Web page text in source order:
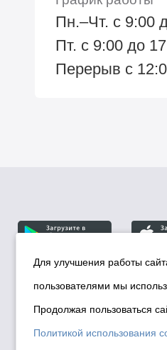
Пн.–Чт. с 9:00
Пт. с 9:00 до
Перерыв с
© Департамент
города Новосибирска,
Политика
Для улучшения работы
пользователями мы
Продолжая пользоваться
Политикой использования